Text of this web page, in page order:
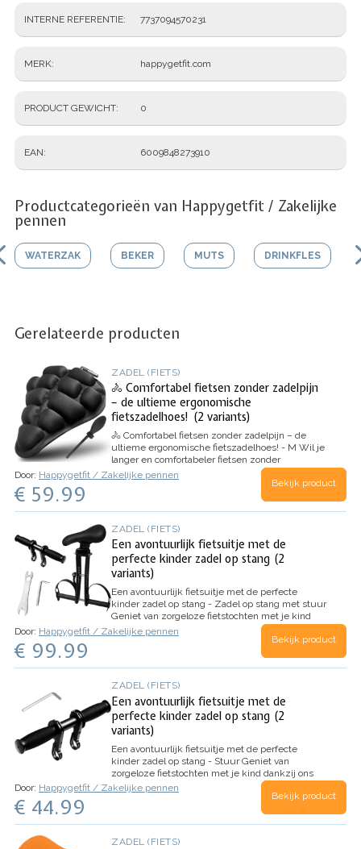
INTERNE REFERENTIE 7737094570231
MERK happygetfit.com
PRODUCT GEWICHT 0
EAN 6009848273910
Productcategorieën van Happygetfit / Zakelijke
pennen
WATERZAK BEKER MUTS DRINKFLES
Gerelateerde producten
ZADEL (FIETS)
🚴 Comfortabel fietsen zonder zadelpijn
– de ultieme ergonomische
fietszadelhoes! (2 variants)
🚴 Comfortabel fietsen zonder zadelpijn – de
ultieme ergonomische fietszadelhoes! - M Wil je
langer en comfortabeler fietsen zonder
zadelpijn? Deze ergonomische fietszadelhoes
zorgt voor ultiem zitcomfort, of je nu een lange
toertocht maakt of intensief traint op een
Door: Happygetfit / Zakelijke pennen
€ 59.99 Bekijk product
ZADEL (FIETS)
Een avontuurlijk fietsuitje met de
perfecte kinder zadel op stang (2
variants)
Een avontuurlijk fietsuitje met de perfecte
kinder zadel op stang - Zadel op stang met stuur
Geniet van zorgeloze fietstochten met je kind
dankzij ons verstelbare kinderfietsstuur en zadel
op stang. Ontworpen voor compatibiliteit met alle
Door: Happygetfit / Zakelijke pennen
€ 99.99 Bekijk product
ZADEL (FIETS)
Een avontuurlijk fietsuitje met de
perfecte kinder zadel op stang (2
variants)
Een avontuurlijk fietsuitje met de perfecte
kinder zadel op stang - Stuur Geniet van
zorgeloze fietstochten met je kind dankzij ons
verstelbare kinderfietsstuur en zadel op stang.
Ontworpen voor compatibiliteit met alle
Door: Happygetfit / Zakelijke pennen
€ 44.99 Bekijk product
ZADEL (FIETS)